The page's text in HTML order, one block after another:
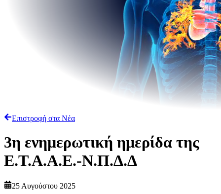
Επιστροφή στα Νέα
3η ενημερωτική ημερίδα της
Ε.Τ.Α.Α.Ε.-Ν.Π.Δ.Δ
25 Αυγούστου 2025